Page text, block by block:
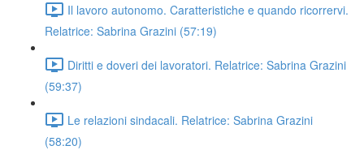
Il lavoro autonomo. Caratteristiche e quando ricorrervi.
Relatrice: Sabrina Grazini (57:19)
Diritti e doveri dei lavoratori. Relatrice: Sabrina Grazini
(59:37)
Le relazioni sindacali. Relatrice: Sabrina Grazini
(58:20)